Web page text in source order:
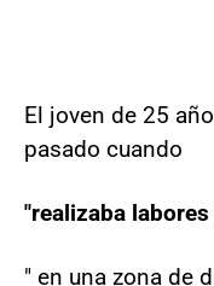
El joven de 25
pasado cuando
"realizaba
" en una zona de